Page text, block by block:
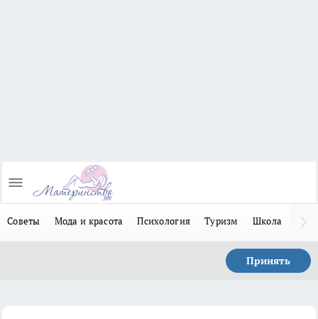
Советы Мода и красота Психология Туризм Школа
Принять